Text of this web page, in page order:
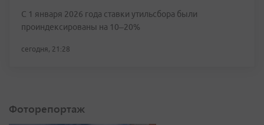
С 1 января 2026 года ставки утильсбора были
проиндексированы на 10–20%
сегодня, 21:28
Фоторепортаж